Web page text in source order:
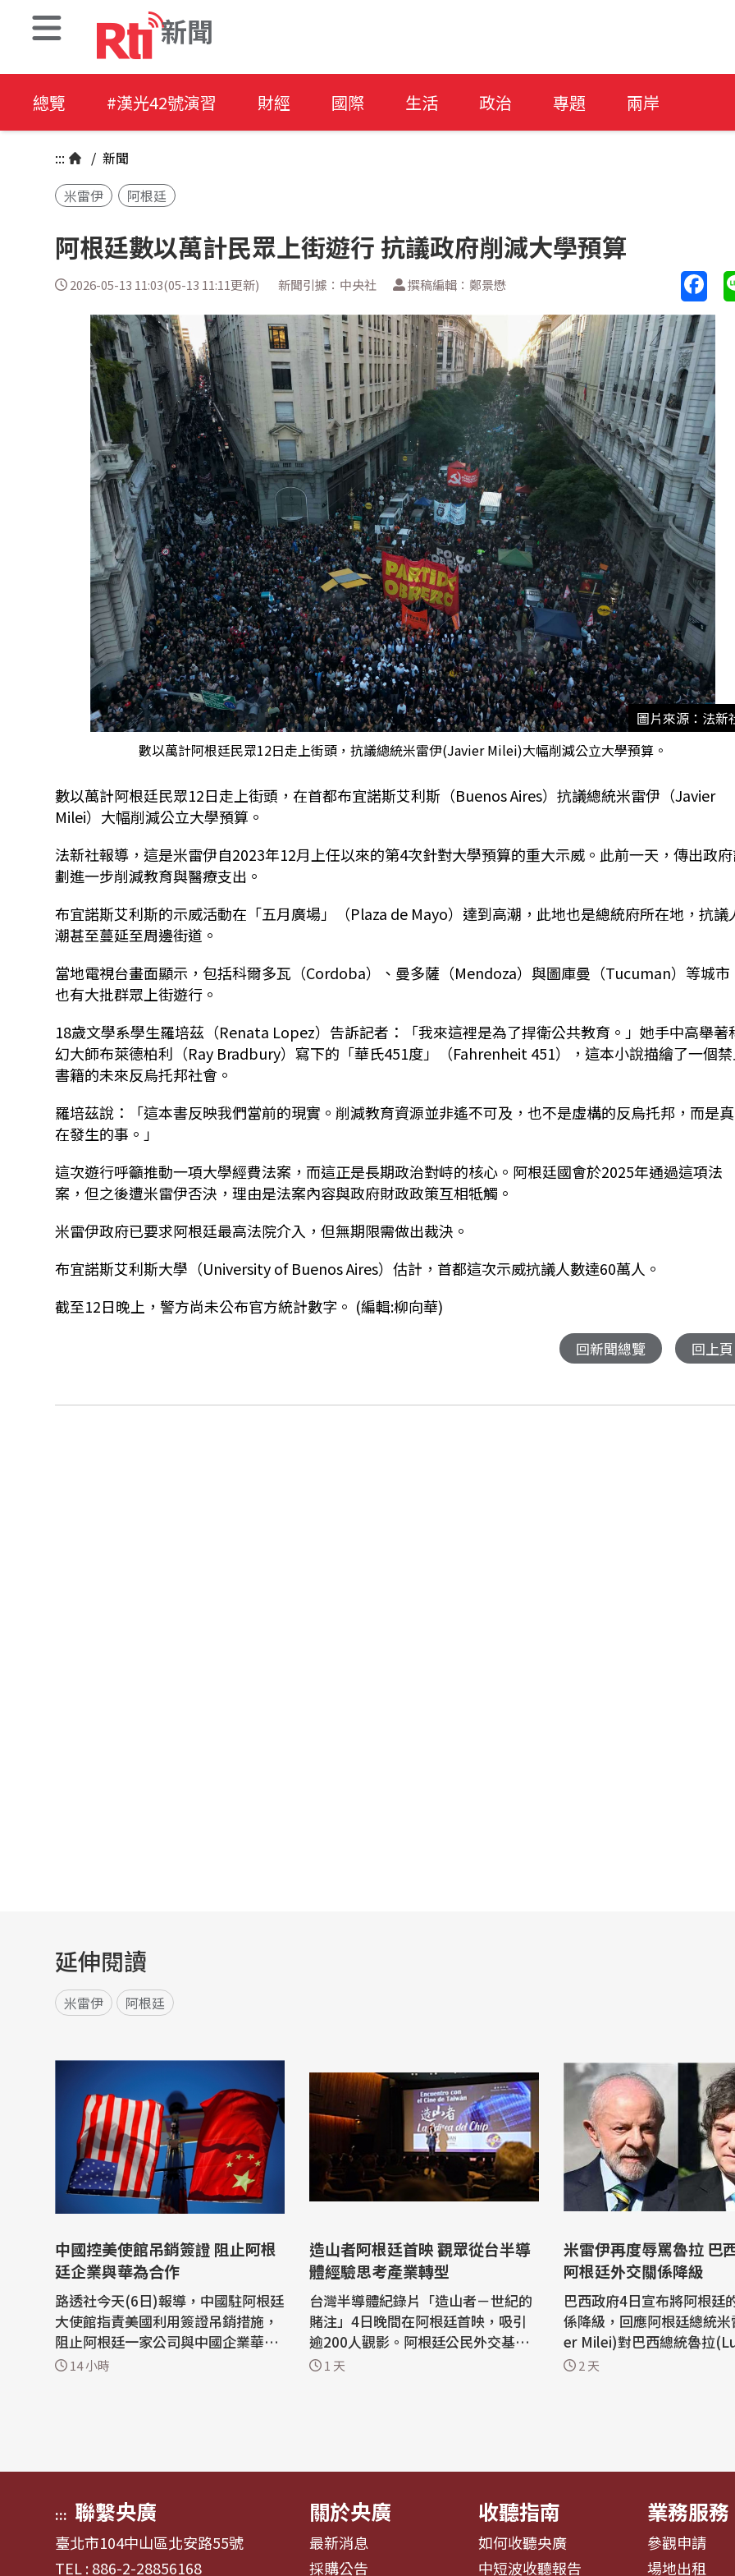
新聞
總覽 #漢光42號演習 財經 國際 生活 政治 專題 兩岸
::: / 新聞
米雷伊
阿根廷
阿根廷數以萬計民眾上街遊行 抗議政府削減大學預算
2026-05-13 11:03(05-13 11:11更新) 新聞引據：中央社 撰稿編輯：鄭景懋
圖片來源：法新
數以萬計阿根廷民眾12日走上街頭，抗議總統米雷伊(Javier Milei)大幅削減公立大學預算。
數以萬計阿根廷民眾12日走上街頭，在首都布宜諾斯艾利斯（Buenos Aires）抗議總統米雷伊（Javier
Milei）大幅削減公立大學預算。
法新社報導，這是米雷伊自2023年12月上任以來的第4次針對大學預算的重大示威。此前一天，傳出政
劃進一步削減教育與醫療支出。
布宜諾斯艾利斯的示威活動在「五月廣場」（Plaza de Mayo）達到高潮，此地也是總統府所在地，抗議
潮甚至蔓延至周邊街道。
當地電視台畫面顯示，包括科爾多瓦（Cordoba）、曼多薩（Mendoza）與圖庫曼（Tucuman）等城市
也有大批群眾上街遊行。
18歲文學系學生羅培茲（Renata Lopez）告訴記者：「我來這裡是為了捍衛公共教育。」她手中高舉著
幻大師布萊德柏利（Ray Bradbury）寫下的「華氏451度」（Fahrenheit 451），這本小說描繪了一個
書籍的未來反烏托邦社會。
羅培茲說：「這本書反映我們當前的現實。削減教育資源並非遙不可及，也不是虛構的反烏托邦，而是
在發生的事。」
這次遊行呼籲推動一項大學經費法案，而這正是長期政治對峙的核心。阿根廷國會於2025年通過這項法
案，但之後遭米雷伊否決，理由是法案內容與政府財政政策互相牴觸。
米雷伊政府已要求阿根廷最高法院介入，但無期限需做出裁決。
布宜諾斯艾利斯大學（University of Buenos Aires）估計，首都這次示威抗議人數達60萬人。
截至12日晚上，警方尚未公布官方統計數字。 (編輯:柳向華)
回新聞總覽 回上頁
延伸閱讀
米雷伊 阿根廷
中國控美使館吊銷簽證 阻止阿根
廷企業與華為合作
路透社今天(6日)報導，中國駐阿根廷
大使館指責美國利用簽證吊銷措施，
阻止阿根廷一家公司與中國企業華為
(Huawei)的合作，稱此舉是對國家主
14 小時
造山者阿根廷首映 觀眾從台半導
體經驗思考產業轉型
台灣半導體紀錄片「造山者－世紀的
賭注」4日晚間在阿根廷首映，吸引
逾200人觀影。阿根廷公民外交基金
會主席李昂(Fernando Leon)表示，
1 天
米雷伊再度辱罵魯拉 巴
阿根廷外交關係降級
巴西政府4日宣布將阿根廷
係降級，回應阿根廷總統
er Milei)對巴西總統魯拉
Lula da Silva)再度發動的攻
2 天
::: 聯繫央廣
臺北市104中山區北安路55號
TEL : 886-2-28856168
關於央廣
最新消息
採購公告
收聽指南
如何收聽央廣
中短波收聽報告
業務服務
參觀申請
場地出租